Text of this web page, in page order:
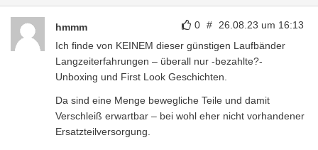
0 # 26.08.23 um 16:13
hmmm
Ich finde von KEINEM dieser günstigen Laufbänder
Langzeiterfahrungen – überall nur -bezahlte?-
Unboxing und First Look Geschichten.
Da sind eine Menge bewegliche Teile und damit
Verschleiß erwartbar – bei wohl eher nicht vorhandener
Ersatzteilversorgung.